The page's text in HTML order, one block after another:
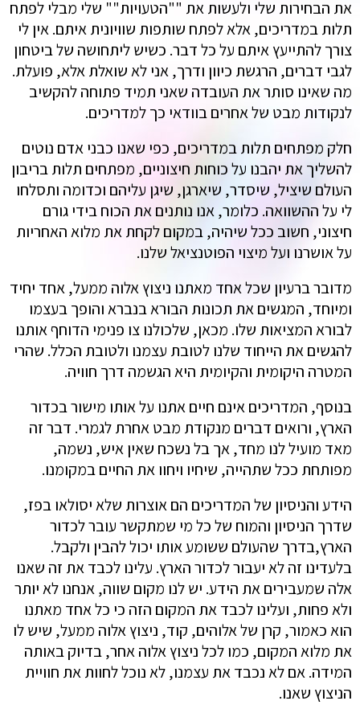
את הבחירות שלי ולעשות את ""הטעויות"" שלי מבלי לפתח
תלות במדריכים, אלא לפתח שותפות שוויונית איתם. אין לי
צורך להתייעץ איתם על כל דבר. כשיש ליתחושה של ביטחון
לגבי דברים, הרגשת כיוון ודרך, אני לא שואלת אלא, פועלת.
מה שאינו סותר את העובדה שאני תמיד פתוחה להקשיב
לנקודות מבט של אחרים בוודאי כך למדריכים.
חלק מפתחים תלות במדריכים, כפי שאנו כבני אדם נוטים
להשליך את יהבנו על כוחות חיצוניים, מפתחים תלות בריבון
העולם שיציל, שיסדר, שיארגן, שיגן עליהם וכדומה ותסלחו
לי על ההשוואה. כלומר, אנו נותנים את הכוח בידי גורם
חיצוני, חשוב ככל שיהיה, במקום לקחת את מלוא האחריות
על אושרנו ועל מיצוי הפוטנציאל שלנו.
מדובר ברעיון שכל אחד מאתנו ניצוץ אלוה ממעל, אחד יחיד
ומיוחד, המגשים את תכונות הבורא בנברא והופך בעצמו
לבורא המציאות שלו. מכאן, שלכולנו צו פנימי הדוחף אותנו
להגשים את הייחוד שלנו לטובת עצמנו ולטובת הכלל. שהרי
המטרה היקומית והקיומית היא הגשמה דרך חוויה.
בנוסף, המדריכים אינם חיים אתנו על אותו מישור בכדור
הארץ, ורואים דברים מנקודת מבט אחרת לגמרי. דבר זה
מאד מועיל לנו מחד, אך בל נשכח שאין איש, נשמה,
מפותחת ככל שתהייה, שיחיו ויחוו את החיים במקומנו.
הידע והניסיון של המדריכים הם אוצרות שלא יסולאו בפז,
שדרך הניסיון והמוח של כל מי שמתקשר עובר לכדור
הארץ,בדרך שהעולם ששומע אותו יכול להבין ולקבל.
בלעדינו זה לא יעבור לכדור הארץ. עלינו לכבד את זה שאנו
אלה שמעבירים את הידע. יש לנו מקום שווה, אנחנו לא יותר
ולא פחות, ועלינו לכבד את המקום הזה כי כל אחד מאתנו
הוא כאמור, קרן של אלוהים, קוד, ניצוץ אלוה ממעל, שיש לו
את מלוא המקום, כמו לכל ניצוץ אלוה אחר, בדיוק באותה
המידה. אם לא נכבד את עצמנו, לא נוכל לחוות את חוויית
הניצוץ שאנו.